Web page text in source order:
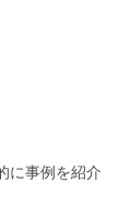
に事例を紹介